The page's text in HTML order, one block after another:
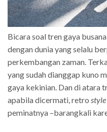
Bicara soal tren gaya
dengan dunia yang selalu
perkembangan zaman.
yang sudah dianggap kuno
gaya kekinian. Dan di atara
apabila dicermati, retro style
peminatnya –barangkali